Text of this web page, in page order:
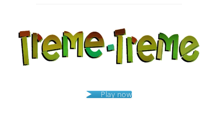
Play now